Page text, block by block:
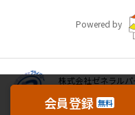
Powered by
株式会社ゼネラル
許諾事業者として
会員登録 無料